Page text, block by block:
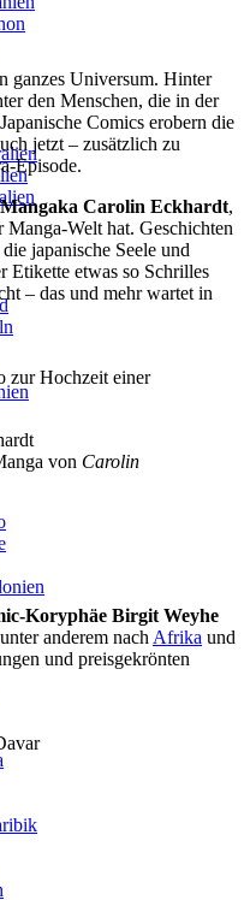
ganzes Universum. Hinter
den Menschen, die in der
Comics erobern die
jetzt – zusätzlich zu
Episode.
Mangaka Carolin Eckhardt,
Welt hat. Geschichten
japanische Seele und
Etikette etwas so Schrilles
– das und mehr wartet in
Hochzeit einer
von Carolin
Koryphäe Birgit Weyhe
anderem nach Afrika und
und preisgekrönten